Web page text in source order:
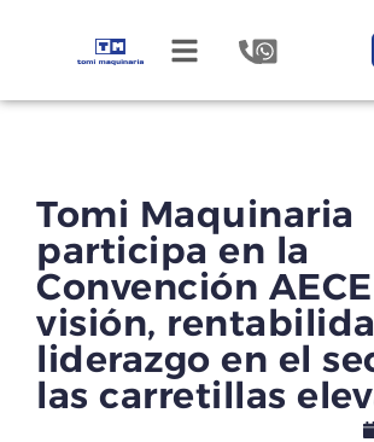
Tomi Maquinaria
participa en la
Convención
visión,
liderazgo en el
las carretillas